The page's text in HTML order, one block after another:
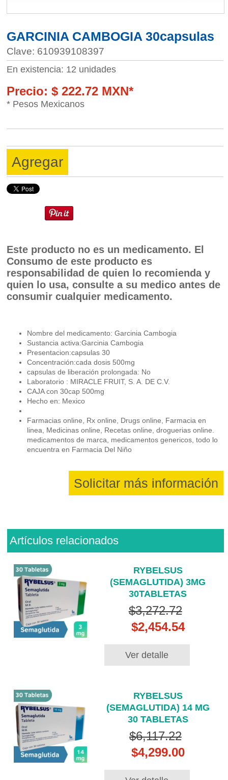
GARCINIA CAMBOGIA 30capsulas
Clave: 610939108397
En existencia: 12 unidades
Precio: $ 222.72 MXN*
* Pesos Mexicanos
Agregar
Este producto no es un medicamento. El
Consumo de este producto es
responsabilidad de quien lo recomienda y
quien lo usa, consulte a su medico antes de
consumir cualquier medicamento.
Nombre del medicamento: Garcinia Cambogia
Sustancia activa:Garcinia Cambogia
Presentacion:capsulas 30
Concentración:cada dosis 500mg
capsulas de liberación prolongada: No
Laboratorio : MIRACLE FRUIT, S. A. DE C.V.
CAJA con 30cap 500mg
Hecho en: Mexico
Farmacias online, Rx online, Drugs online, Farmacia en
linea, Medicinas online, Recetas online, droguerias online.
medicamentos de marca, medicamentos genericos, todo lo
encuentra en Farmacia Del Niño
Solicitar más información
Artículos relacionados
RYBELSUS
(SEMAGLUTIDA) 3MG
30TABLETAS
$3,272.72
$2,454.54
Ver detalle
RYBELSUS
(SEMAGLUTIDA) 14 MG
30 TABLETAS
$6,117.22
$4,299.00